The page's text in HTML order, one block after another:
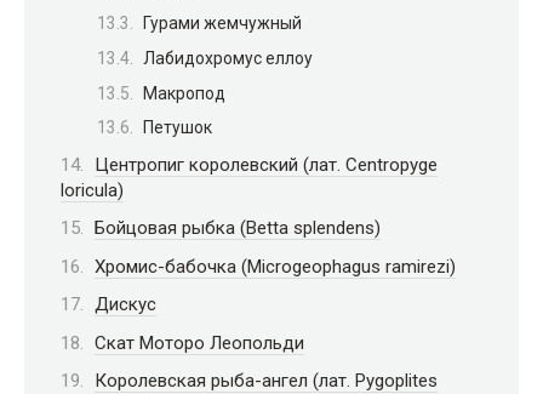
Гурами жемчужный
Лабидохромус еллоу
Макропод
Петушок
Центропиг королевский (лат. Centropyge
loricula)
Бойцовая рыбка (Betta splendens)
Хромис-бабочка (Microgeophagus ramirezi)
Дискус
Скат Моторо Леопольди
Королевская рыба-ангел (лат. Pygoplites